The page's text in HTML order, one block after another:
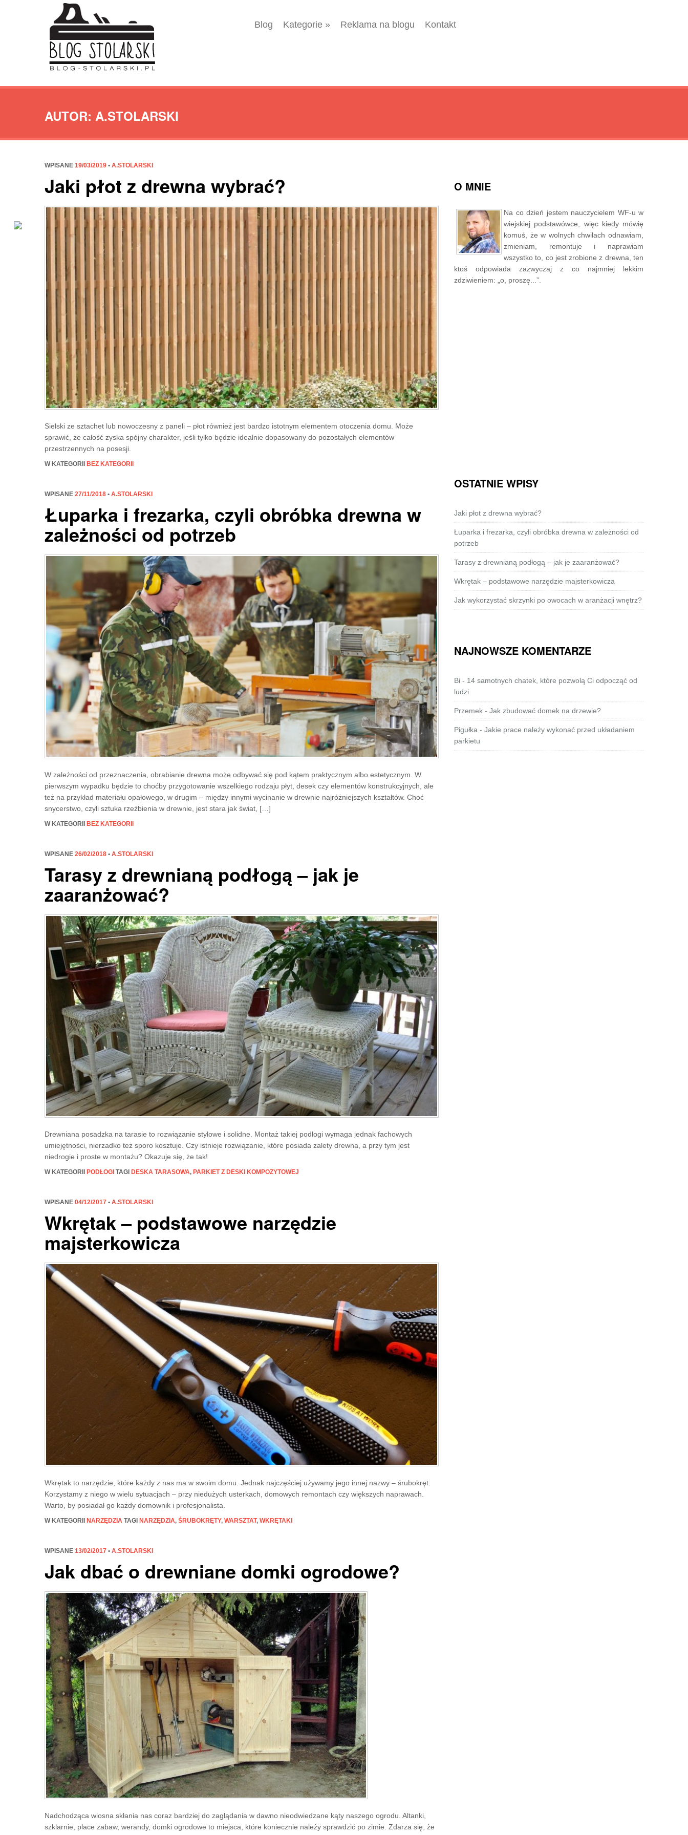
Blog Kategorie » Reklama na blogu Kontakt
AUTOR: A.STOLARSKI
WPISANE 19/03/2019 • A.STOLARSKI
Jaki płot z drewna wybrać?
Sielski ze sztachet lub nowoczesny z paneli – płot również jest bardzo istotnym elementem otoczenia domu. Może
sprawić, że całość zyska spójny charakter, jeśli tylko będzie idealnie dopasowany do pozostałych elementów
przestrzennych na posesji.
W KATEGORII BEZ KATEGORII
WPISANE 27/11/2018 • A.STOLARSKI
Łuparka i frezarka, czyli obróbka drewna w
zależności od potrzeb
W zależności od przeznaczenia, obrabianie drewna może odbywać się pod kątem praktycznym albo estetycznym. W
pierwszym wypadku będzie to choćby przygotowanie wszelkiego rodzaju płyt, desek czy elementów konstrukcyjnych, ale
też na przykład materiału opałowego, w drugim – między innymi wycinanie w drewnie najróżniejszych kształtów. Choć
snycerstwo, czyli sztuka rzeźbienia w drewnie, jest stara jak świat, […]
W KATEGORII BEZ KATEGORII
WPISANE 26/02/2018 • A.STOLARSKI
Tarasy z drewnianą podłogą – jak je
zaaranżować?
Drewniana posadzka na tarasie to rozwiązanie stylowe i solidne. Montaż takiej podłogi wymaga jednak fachowych
umiejętności, nierzadko też sporo kosztuje. Czy istnieje rozwiązanie, które posiada zalety drewna, a przy tym jest
niedrogie i proste w montażu? Okazuje się, że tak!
W KATEGORII PODŁOGI TAGI DESKA TARASOWA, PARKIET Z DESKI KOMPOZYTOWEJ
WPISANE 04/12/2017 • A.STOLARSKI
Wkrętak – podstawowe narzędzie
majsterkowicza
Wkrętak to narzędzie, które każdy z nas ma w swoim domu. Jednak najczęściej używamy jego innej nazwy – śrubokręt.
Korzystamy z niego w wielu sytuacjach – przy niedużych usterkach, domowych remontach czy większych naprawach.
Warto, by posiadał go każdy domownik i profesjonalista.
W KATEGORII NARZĘDZIA TAGI NARZĘDZIA, ŚRUBOKRĘTY, WARSZTAT, WKRĘTAKI
WPISANE 13/02/2017 • A.STOLARSKI
Jak dbać o drewniane domki ogrodowe?
Nadchodząca wiosna skłania nas coraz bardziej do zaglądania w dawno nieodwiedzane kąty naszego ogrodu. Altanki,
szklarnie, place zabaw, werandy, domki ogrodowe to miejsca, które koniecznie należy sprawdzić po zimie. Zdarza się, że
O MNIE
Na co dzień jestem nauczycielem WF-u w
wiejskiej podstawówce, więc kiedy mówię
komuś, że w wolnych chwilach odnawiam,
zmieniam, remontuje i naprawiam
wszystko to, co jest zrobione z drewna, ten
ktoś odpowiada zazwyczaj z co najmniej lekkim
zdziwieniem: „o, proszę...”.
OSTATNIE WPISY
Jaki płot z drewna wybrać?
Łuparka i frezarka, czyli obróbka drewna w zależności od
potrzeb
Tarasy z drewnianą podłogą – jak je zaaranżować?
Wkrętak – podstawowe narzędzie majsterkowicza
Jak wykorzystać skrzynki po owocach w aranżacji wnętrz?
NAJNOWSZE KOMENTARZE
Bi - 14 samotnych chatek, które pozwolą Ci odpocząć od
ludzi
Przemek - Jak zbudować domek na drzewie?
Pigułka - Jakie prace należy wykonać przed układaniem
parkietu